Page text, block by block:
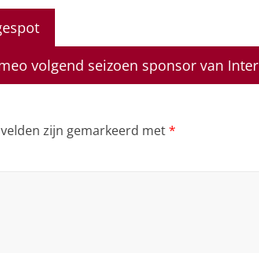
volgend seizoen sponsor van Inter
zijn gemarkeerd met*